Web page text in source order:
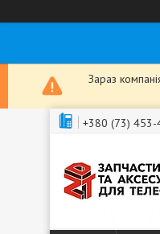
Зараз
+380 (73) 453-